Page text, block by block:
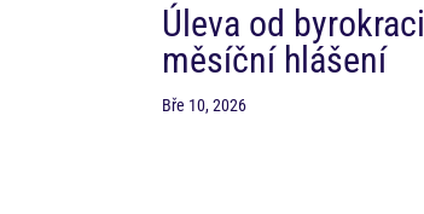
Úleva od
měsíční hlášení
Bře 10, 2026